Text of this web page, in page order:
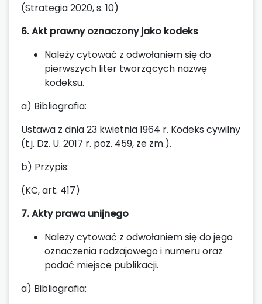
(Strategia 2020, s. 10)
6. Akt prawny oznaczony jako kodeks
Należy cytować z odwołaniem się do
pierwszych liter tworzących nazwę
kodeksu.
a) Bibliografia:
Ustawa z dnia 23 kwietnia 1964 r. Kodeks cywilny
(t.j. Dz. U. 2017 r. poz. 459, ze zm.).
b) Przypis:
(KC, art. 417)
7. Akty prawa unijnego
Należy cytować z odwołaniem się do jego
oznaczenia rodzajowego i numeru oraz
podać miejsce publikacji.
a) Bibliografia: